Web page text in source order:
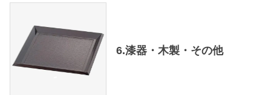
6.漆器・木製・その他